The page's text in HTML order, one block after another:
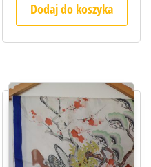
Dodaj do koszyka